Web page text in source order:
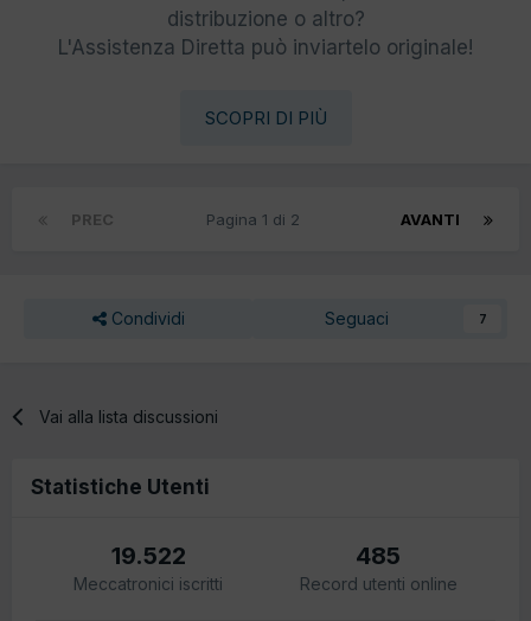
distribuzione o altro?
L'Assistenza Diretta può inviartelo originale!
SCOPRI DI PIÙ
PREC AVANTI
Pagina 1 di 2
Condividi Seguaci 7
Vai alla lista discussioni
Statistiche Utenti
19.522
Meccatronici iscritti
485
Record utenti online